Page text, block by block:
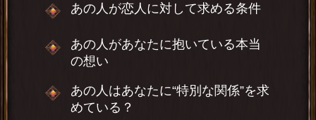
あの人が恋人に対して求める条件
あの人があなたに抱いている本当
の想い
あの人はあなたに“特別な関係”を求
めている？